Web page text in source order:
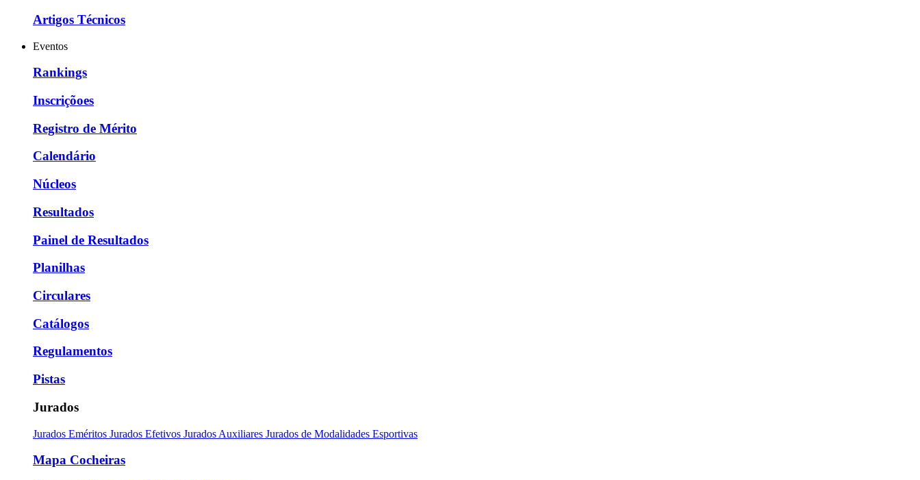
Artigos Técnicos
Eventos
Rankings
Inscriçõoes
Registro de Mérito
Calendário
Núcleos
Resultados
Painel de Resultados
Planilhas
Circulares
Catálogos
Regulamentos
Pistas
Jurados
Jurados Eméritos Jurados Efetivos Jurados Auxiliares Jurados de Modalidades Esportivas
Mapa Cocheiras